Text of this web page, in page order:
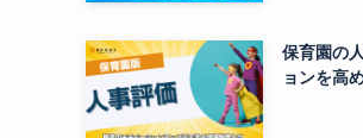
保育園の
ョンを高